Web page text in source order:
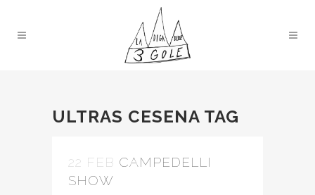
ULTRAS CESENA TAG
22 FEB CAMPEDELLI
SHOW